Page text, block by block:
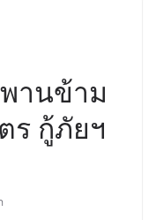
านข้าม
ร กู้ภัยฯ